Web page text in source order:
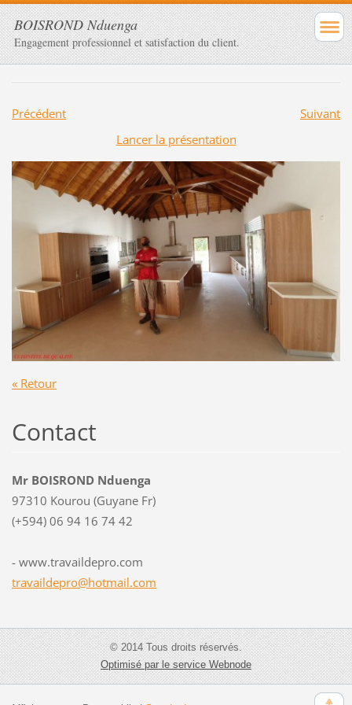
BOISROND Nduenga
Engagement professionnel et satisfaction du client.
Précédent
Suivant
Lancer la présentation
« Retour
Contact
Mr BOISROND Nduenga
97310 Kourou (Guyane Fr)
(+594) 06 94 16 74 42
- www.travaildepro.com
travaildepro@hotmail.com
© 2014 Tous droits réservés.
Optimisé par le service Webnode